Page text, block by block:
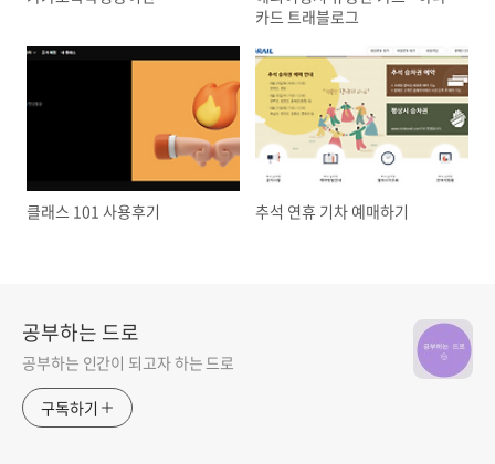
카드 트래블로그
클래스 101 사용후기 추석 연휴 기차 예매하기
공부하는 드로
공부하는 인간이 되고자 하는 드로
구독하기